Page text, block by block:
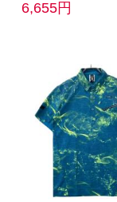
6,655円